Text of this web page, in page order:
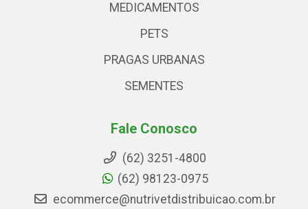
MEDICAMENTOS
PETS
PRAGAS URBANAS
SEMENTES
Fale Conosco
(62) 3251-4800
(62) 98123-0975
ecommerce@nutrivetdistribuicao.com.br